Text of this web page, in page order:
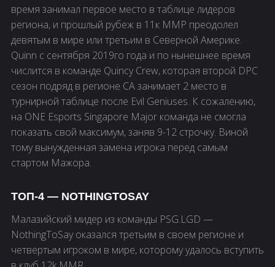
время занимал первое место в таблице лидеров
региона, и прошлый рубеж в 11к ММР преодолел
девятым в мире или третьим в Северной Америке.
Quinn с сентября 2019го года и по нынешнее время
числится в команде Quincy Crew, которая второй DPC
сезон подряд в регионе СА занимает 2 место в
турнирной таблице после Evil Geniuses. К сожалению,
на ONE Esports Singapore Major команда не смогла
показать свой максимум, заняв 9-12 строчку. Виной
тому вынужденная замена игрока перед самым
стартом Мажора.
ТОП-4 — NOTHINGTOSAY
Малазийский мидер из команды PSG.LGD —
NothingToSay оказался третьим в своем регионе и
четвертым игроком в мире, которому удалось вступить